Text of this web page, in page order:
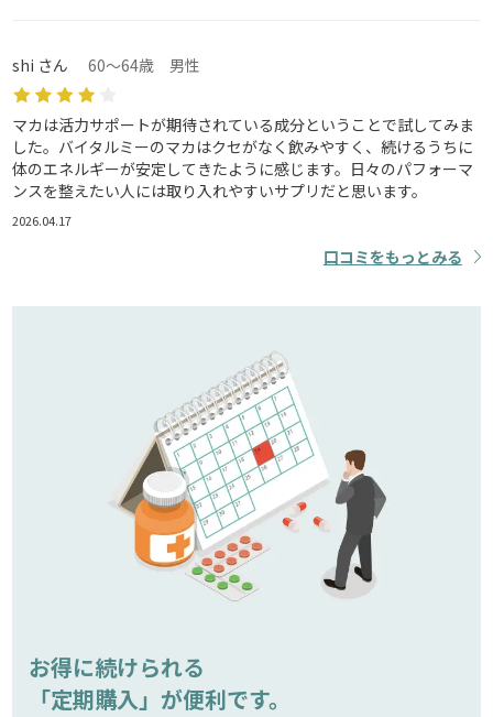
shi さん 60～64歳 男性
マカは活力サポートが期待されている成分ということで試してみま
した。バイタルミーのマカはクセがなく飲みやすく、続けるうちに
体のエネルギーが安定してきたように感じます。日々のパフォーマ
ンスを整えたい人には取り入れやすいサプリだと思います。
2026.04.17
口コミをもっとみる
お得に続けられる
「定期購入」が便利です。